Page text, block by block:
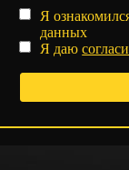
Я
данных
Я даю